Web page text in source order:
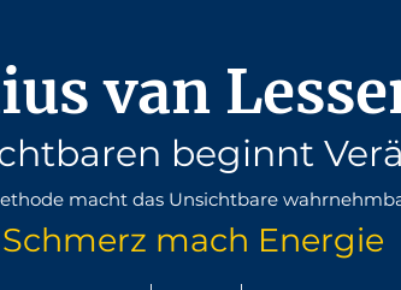
van
beginnt
macht das Unsichtbare
mach Energie